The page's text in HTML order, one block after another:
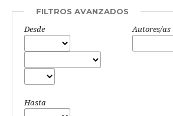
FILTROS AVANZADOS
Desde
Hasta
Autores/as